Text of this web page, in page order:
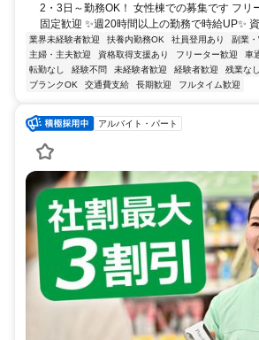
2・3日～勤務OK！ 女性棟での募集です フリ
固定歓迎 ✨週20時間以上の勤務で時給UP✨
業界未経験者歓迎 扶養内勤務OK 社員登用あり
副業
主婦・主夫歓迎
資格取得支援あり フリーター歓迎 車
転勤なし
経験不問 未経験者歓迎 経験者歓迎 残業なし
ブランクOK
交通費支給 長期歓迎 フルタイム歓迎
アルバイト・パート